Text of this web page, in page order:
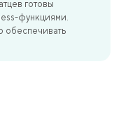
готовы
функциями.
обеспечивать